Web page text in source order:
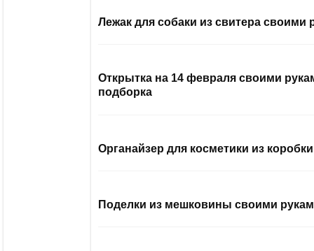
Лежак для собаки из свитера своими
Открытка на 14 февраля своими
подборка
Органайзер для косметики из
Поделки из мешковины своими